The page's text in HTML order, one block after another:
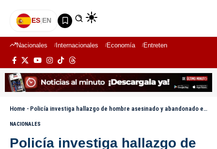
ES|EN
Nacionales Internacionales Economía Entretenimiento
Home - Policía investiga hallazgo de hombre asesinado y abandonado en carretera de Don Pedro, Santiago
NACIONALES
Policía investiga hallazgo de